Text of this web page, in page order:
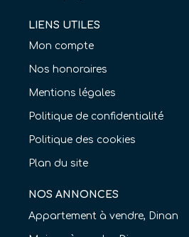
LIENS UTILES
Mon compte
Nos honoraires
Mentions légales
Politique de confidentialité
Politique des cookies
Plan du site
NOS ANNONCES
Appartement à vendre, Dinan